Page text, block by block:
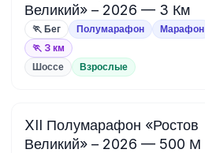
Великий» – 2026 — 3 Км
🏃 Бег Полумарафон
Марафон
🏃 3 км
Шоссе Взрослые
XII Полумарафон «Ростов
Великий» – 2026 — 500 М